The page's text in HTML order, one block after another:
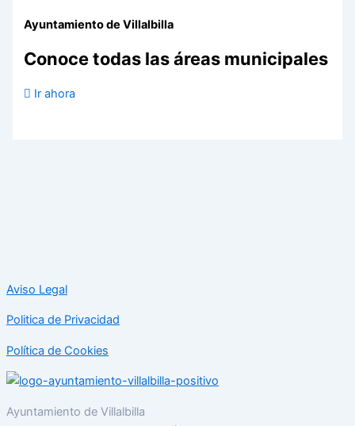
Ayuntamiento de Villalbilla
Conoce todas las áreas municipales
Ir ahora
Aviso Legal
Politica de Privacidad
Política de Cookies
Ayuntamiento de Villalbilla